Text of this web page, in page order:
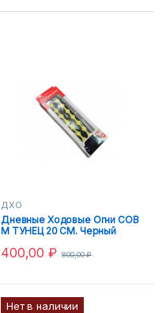
ДХО
Дневные Ходовые Огни COB
М ТУНЕЦ 20 CM. Черный
400,00₽ 800,00₽
Нет в наличии